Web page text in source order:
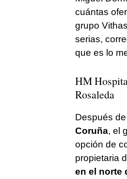
cuántas
grupo
serias,
que es lo
HM
Rosaleda
Después
Coruña, el
opción de
propietaria
en el norte